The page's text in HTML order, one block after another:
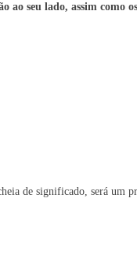
ao seu lado, assim como
de significado, será um